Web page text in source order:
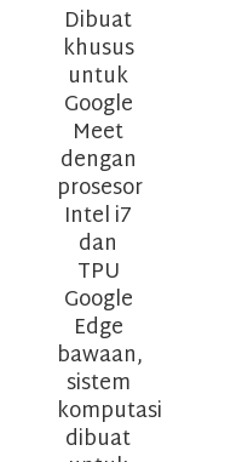
Dibuat
khusus
untuk
Google
Meet
dengan
prosesor
Intel i7
dan
TPU
Google
Edge
bawaan,
sistem
komputasi
dibuat